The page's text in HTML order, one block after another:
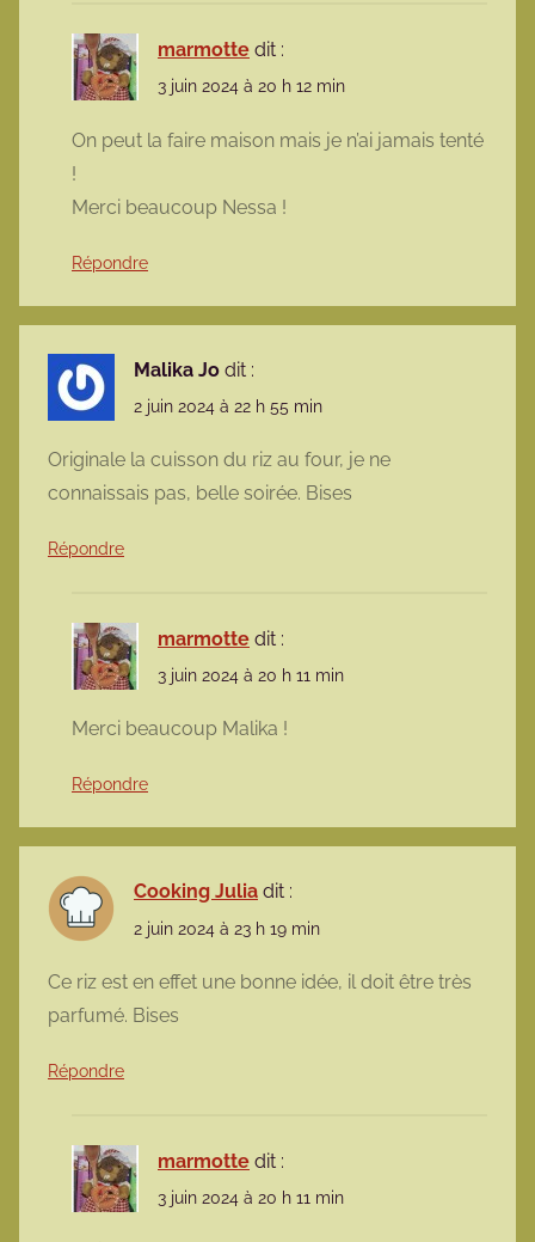
marmotte dit :
3 juin 2024 à 20 h 12 min
On peut la faire maison mais je n’ai jamais tenté
!
Merci beaucoup Nessa !
Répondre
Malika Jo dit :
2 juin 2024 à 22 h 55 min
Originale la cuisson du riz au four, je ne
connaissais pas, belle soirée. Bises
Répondre
marmotte dit :
3 juin 2024 à 20 h 11 min
Merci beaucoup Malika !
Répondre
Cooking Julia dit :
2 juin 2024 à 23 h 19 min
Ce riz est en effet une bonne idée, il doit être très
parfumé. Bises
Répondre
marmotte dit :
3 juin 2024 à 20 h 11 min